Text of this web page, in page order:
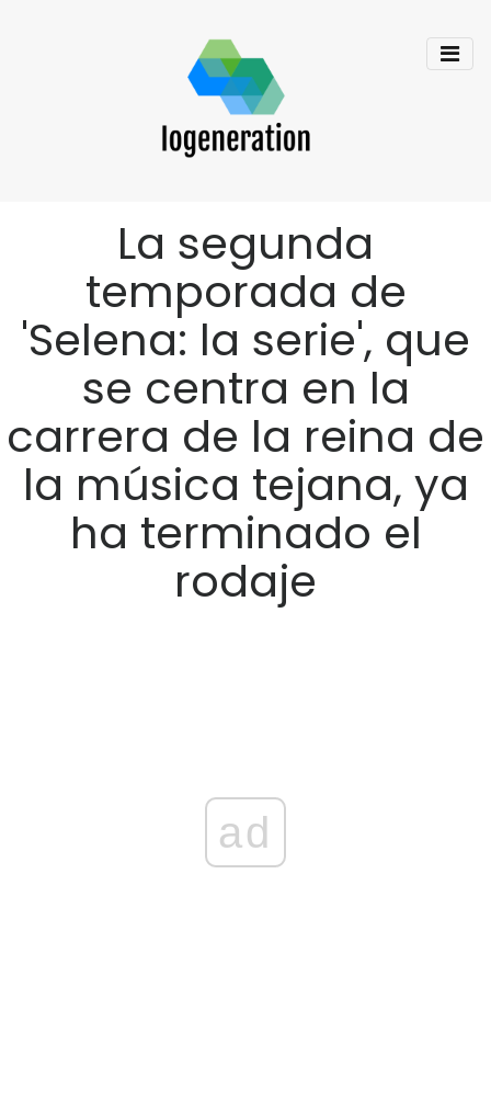
La segunda
temporada de
'Selena: la serie', que
se centra en la
carrera de la reina de
la música tejana, ya
ha terminado el
rodaje
ad